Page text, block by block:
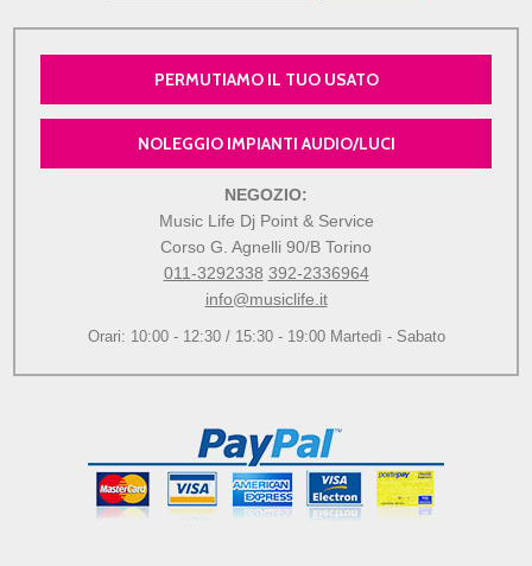
PERMUTIAMO IL TUO USATO
NOLEGGIO IMPIANTI AUDIO/LUCI
NEGOZIO:
Music Life Dj Point & Service
Corso G. Agnelli 90/B Torino
011-3292338 392-2336964
info@musiclife.it
Orari: 10:00 - 12:30 / 15:30 - 19:00 Martedì - Sabato